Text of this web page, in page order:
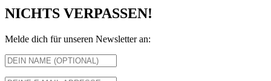
NICHTS VERPASSEN!
Melde dich für unseren Newsletter an: